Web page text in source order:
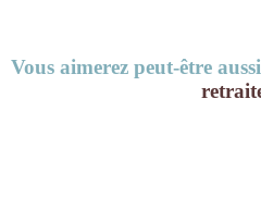
Vous aimerez peut-être